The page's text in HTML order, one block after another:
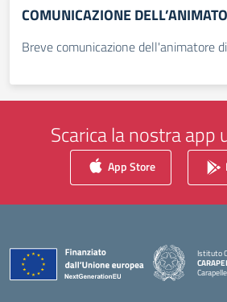
COMUNICAZIONE
Breve comunicazione dell'animatore
Scarica la nostra app
App Store
Istituto
— Visita